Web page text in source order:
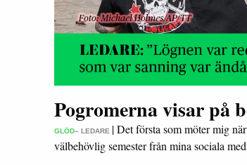
Pogromerna visar på
GLÖD– LEDARE |Det första som möter mig
välbehövlig semester från mina sociala